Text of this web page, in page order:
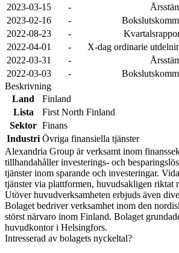
2023-03-15 -
2023-02-16
-
2022-08-23
-
2022-04-01
-
X-dag ordinarie
2022-03-31
-
2022-03-03
-
Beskrivning
Land
Finland
Lista
First North Finland
Sektor Finans
Industri Övriga finansiella tjänster
Alexandria Group är verksamt inom
tillhandahåller investerings- och
tjänster inom sparande och investeringar.
tjänster via plattformen, huvudsakligen riktat
Utöver huvudverksamheten erbjuds även
Bolaget bedriver verksamhet inom den
störst närvaro inom Finland. Bolaget
huvudkontor i Helsingfors.
Intresserad av bolagets nyckeltal?